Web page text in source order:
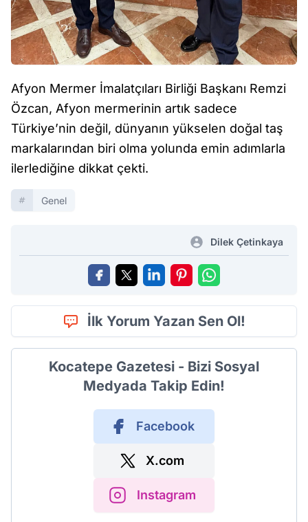
Afyon Mermer İmalatçıları Birliği Başkanı Remzi
Özcan, Afyon mermerinin artık sadece
Türkiye’nin değil, dünyanın yükselen doğal taş
markalarından biri olma yolunda emin adımlarla
ilerlediğine dikkat çekti.
Genel
Dilek Çetinkaya
İlk Yorum Yazan Sen Ol!
Kocatepe Gazetesi - Bizi Sosyal
Medyada Takip Edin!
Facebook
X.com
Instagram